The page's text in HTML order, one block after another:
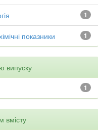
1
1
показники
випуску
1
вмісту